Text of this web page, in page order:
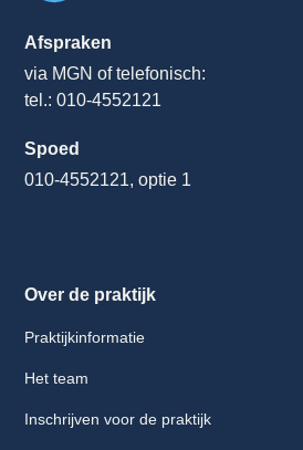
Afspraken
via MGN of telefonisch:
tel.: 010-4552121
Spoed
010-4552121, optie 1
Over de praktijk
Praktijkinformatie
Het team
Inschrijven voor de praktijk